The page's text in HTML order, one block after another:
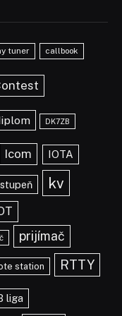
tuner callbook
DK7ZB
Icom IOTA
kv
prijímač
station RTTY
liga